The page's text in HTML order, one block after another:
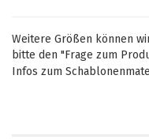
Weitere Größen können
bitte den "Frage zum
Infos zum